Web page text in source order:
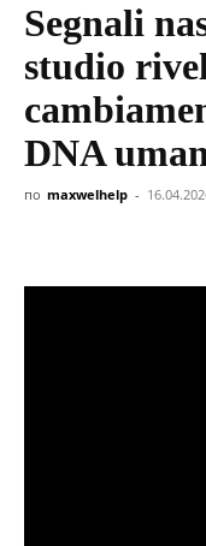
Segnali
studio
DNA
по maxwelhelp -